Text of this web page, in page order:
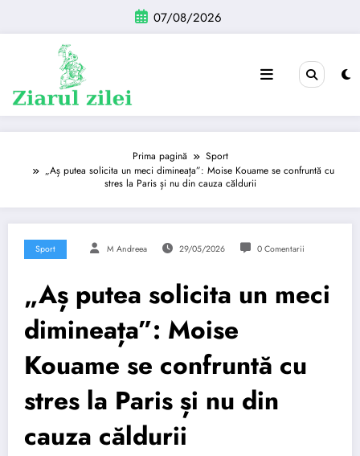
conținut
07/08/2026
Prima pagină
Sport
„Aș putea solicita un meci dimineața”: Moise Kouame se confruntă cu
stres la Paris și nu din cauza căldurii
Sport M Andreea 29/05/2026 0 Comentarii
„Aș putea solicita un meci
dimineața”: Moise
Kouame se confruntă cu
stres la Paris și nu din
cauza căldurii